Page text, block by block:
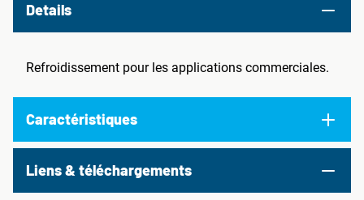
Details
Refroidissement pour les applications commerciales.
Caractéristiques
Liens & téléchargements